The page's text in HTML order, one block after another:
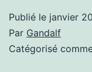
Publié le janvier
Par Gandalf
Catégorisé